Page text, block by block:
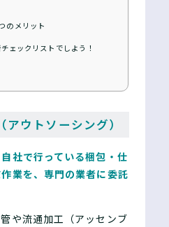
のメリット
ェックリストでしよう！
ウトソーシング）
社で行っている梱包・仕
業を、専門の業者に委託
や流通加工（アッセンブ